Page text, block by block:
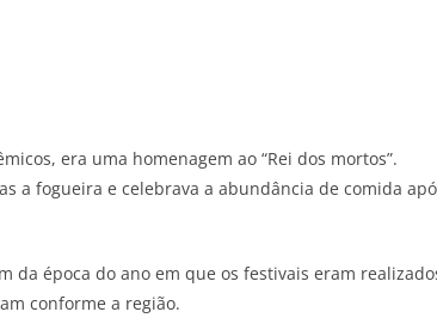
era uma homenagem ao “Rei dos mortos”.
a fogueira e celebrava a abundância de comida
da época do ano em que os festivais eram
conforme a região.